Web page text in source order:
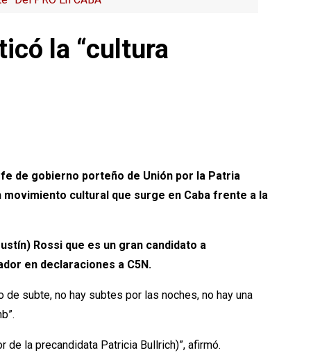
la “cultura
de gobierno porteño de Unión por la Patria
cultural que surge en Caba frente a la
Rossi que es un gran candidato a
en declaraciones a C5N.
subte, no hay subtes por las noches, no hay una
la precandidata Patricia Bullrich)”, afirmó.